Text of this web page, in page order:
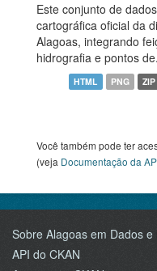
Este conjunto de
cartográfica oficial da
Alagoas, integrando
hidrografia e pontos
HTML PNG ZIP
Você também pode ter
(veja Documentação da
Sobre Alagoas em Dados
API do CKAN